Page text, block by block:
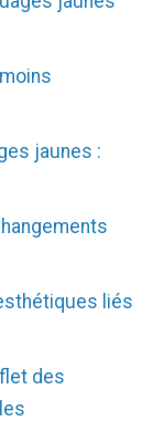
jaunes :
liés
des